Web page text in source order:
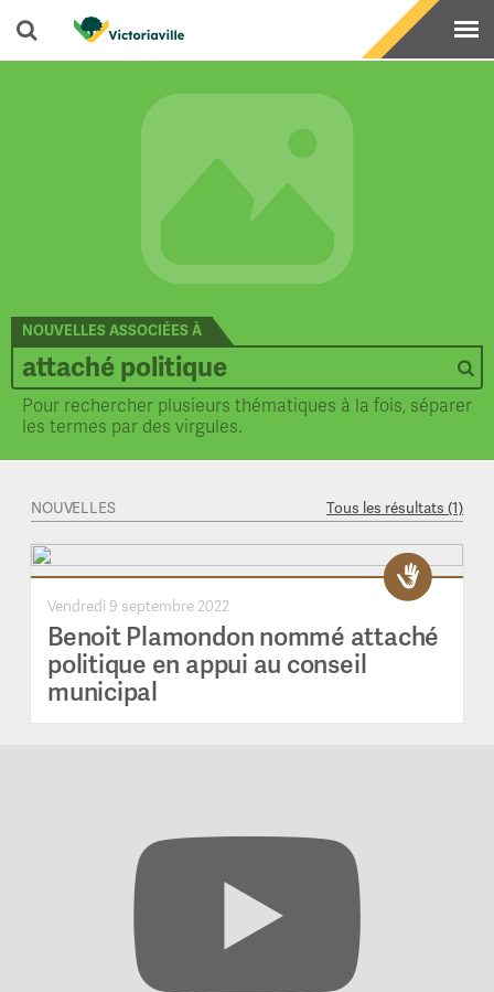
NOUVELLES ASSOCIÉES À
Pour rechercher plusieurs thématiques à la fois, séparer
les termes par des virgules.
NOUVELLES Tous les résultats (1)
Vendredi 9 septembre 2022
Benoit Plamondon nommé attaché
politique en appui au conseil
municipal